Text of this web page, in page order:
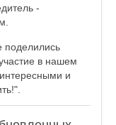
-
поделились
в нашем
и